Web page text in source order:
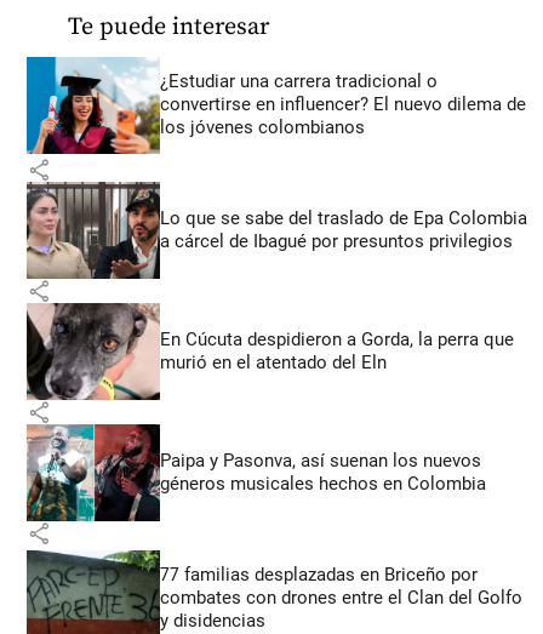
Te puede interesar
¿Estudiar una carrera tradicional o
convertirse en influencer? El nuevo dilema de
los jóvenes colombianos
share
Lo que se sabe del traslado de Epa Colombia
a cárcel de Ibagué por presuntos privilegios
share
En Cúcuta despidieron a Gorda, la perra que
murió en el atentado del Eln
share
Paipa y Pasonva, así suenan los nuevos
géneros musicales hechos en Colombia
share
77 familias desplazadas en Briceño por
combates con drones entre el Clan del Golfo
y disidencias